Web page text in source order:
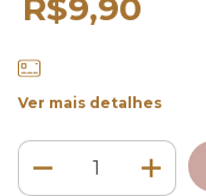
R$9,90
Ver mais detalhes